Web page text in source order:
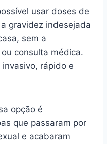
usar doses de
gravidez indesejada
sem a
consulta médica.
rápido e
opção é
que passaram por
e acabaram